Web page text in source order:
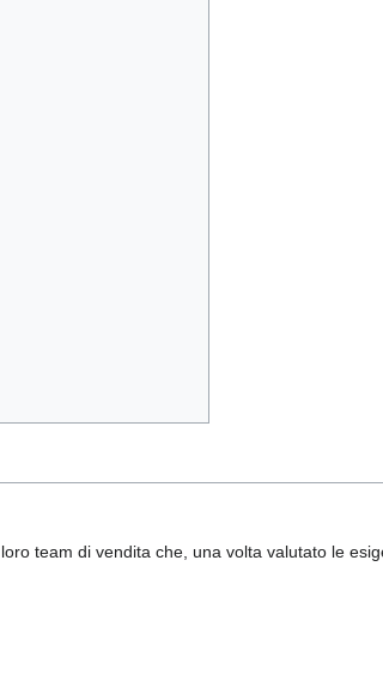
team di vendita che, una volta valutato le